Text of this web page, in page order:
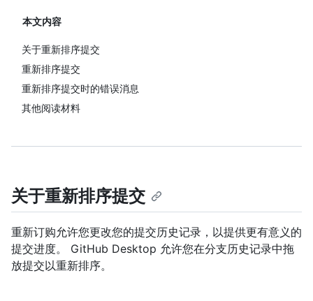
本文内容
关于重新排序提交
重新排序提交
重新排序提交时的错误消息
其他阅读材料
关于重新排序提交
重新订购允许您更改您的提交历史记录，以提供更有意义的
提交进度。 GitHub Desktop 允许您在分支历史记录中拖
放提交以重新排序。